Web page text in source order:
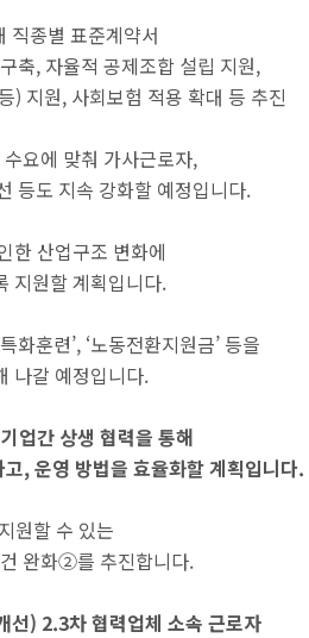
직종별 표준계약서
축, 자율적 공제조합 설립 지원,
) 지원, 사회보험 적용 확대 등 추진
요에 맞춰 가사근로자,
등도 지속 강화할 예정입니다.
한 산업구조 변화에
지원할 계획입니다.
화훈련’, ‘노동전환지원금’ 등을
나갈 예정입니다.
업간 상생 협력을 통해
, 운영 방법을 효율화할 계획입니다.
원할 수 있는
완화②를 추진합니다.
) 2.3차 협력업체 소속 근로자